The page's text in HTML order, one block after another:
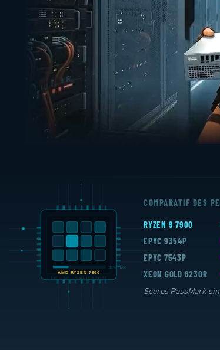
COMPARATIF DES
RYZEN 9 7900
EPYC 9354P
EPYC 7543P
XEON GOLD 6230R
Scores PassMark